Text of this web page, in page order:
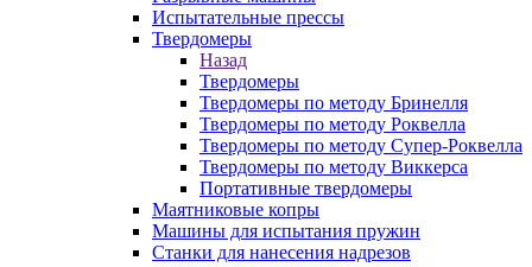
Испытательные прессы
Твердомеры
Назад
Твердомеры
Твердомеры по методу Бринелля
Твердомеры по методу Роквелла
Твердомеры по методу Супер-Роквелла
Твердомеры по методу Виккерса
Портативные твердомеры
Маятниковые копры
Машины для испытания пружин
Станки для нанесения надрезов